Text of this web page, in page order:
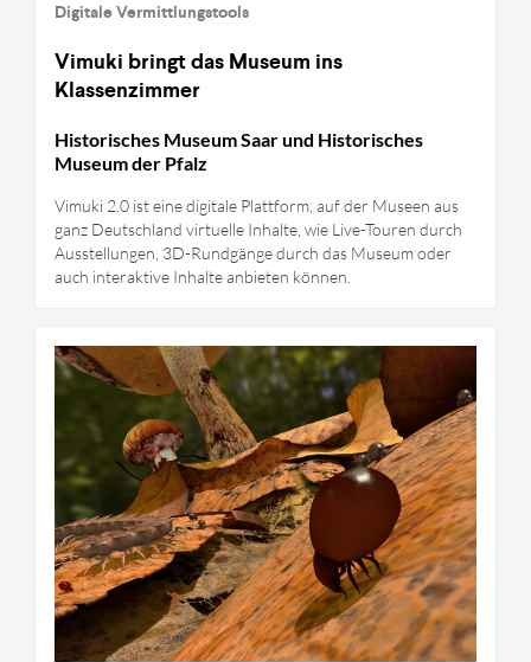
Digitale Vermittlungstools
Vimuki bringt das Museum ins
Klassenzimmer
Historisches Museum Saar und Historisches
Museum der Pfalz
Vimuki 2.0 ist eine digitale Plattform, auf der Museen aus
ganz Deutschland virtuelle Inhalte, wie Live-Touren durch
Ausstellungen, 3D-Rundgänge durch das Museum oder
auch interaktive Inhalte anbieten können.